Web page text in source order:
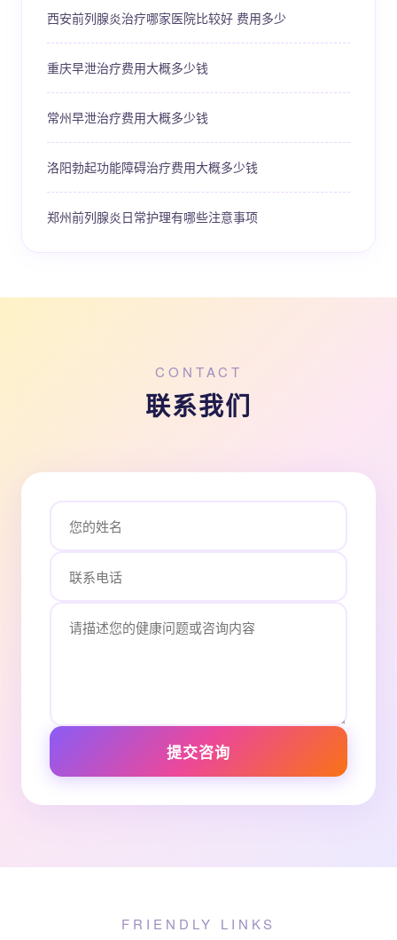
西安前列腺炎治疗哪家医院比较好 费用多少
重庆早泄治疗费用大概多少钱
常州早泄治疗费用大概多少钱
洛阳勃起功能障碍治疗费用大概多少钱
郑州前列腺炎日常护理有哪些注意事项
CONTACT
联系我们
提交咨询
FRIENDLY LINKS